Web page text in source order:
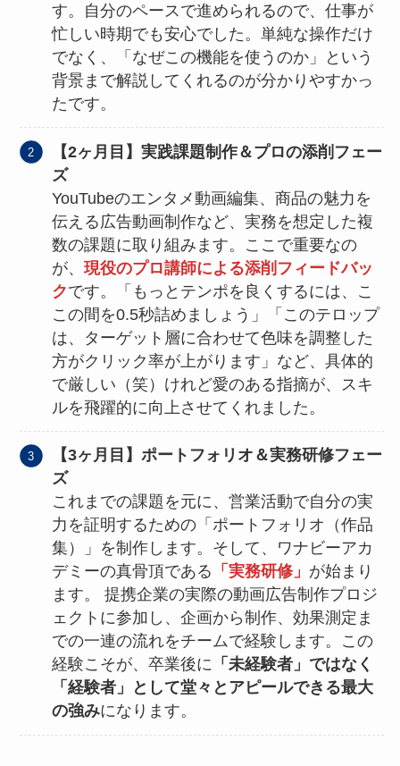
す。自分のペースで進められるので、仕事が
忙しい時期でも安心でした。単純な操作だけ
でなく、「なぜこの機能を使うのか」という
背景まで解説してくれるのが分かりやすかっ
たです。
【2ヶ月目】実践課題制作＆プロの添削フェー
ズ
YouTubeのエンタメ動画編集、商品の魅力を
伝える広告動画制作など、実務を想定した複
数の課題に取り組みます。ここで重要なの
が、現役のプロ講師による添削フィードバッ
クです。「もっとテンポを良くするには、こ
この間を0.5秒詰めましょう」「このテロップ
は、ターゲット層に合わせて色味を調整した
方がクリック率が上がります」など、具体的
で厳しい（笑）けれど愛のある指摘が、スキ
ルを飛躍的に向上させてくれました。
【3ヶ月目】ポートフォリオ＆実務研修フェー
ズ
これまでの課題を元に、営業活動で自分の実
力を証明するための「ポートフォリオ（作品
集）」を制作します。そして、ワナビーアカ
デミーの真骨頂である 「実務研修」 が始まり
ます。 提携企業の実際の動画広告制作プロジ
ェクトに参加し、企画から制作、効果測定ま
での一連の流れをチームで経験します。この
経験こそが、卒業後に 「未経験者」ではなく
「経験者」として堂々とアピールできる最大
の強みになります。